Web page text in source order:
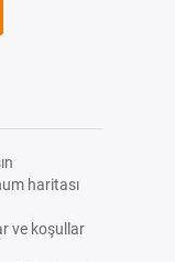
haritası
ve koşullar